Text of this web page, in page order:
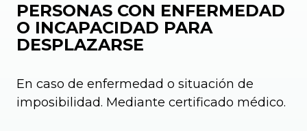
PERSONAS CON ENFERMEDAD
O INCAPACIDAD PARA
DESPLAZARSE
En caso de enfermedad o situación de
imposibilidad. Mediante certificado médico.